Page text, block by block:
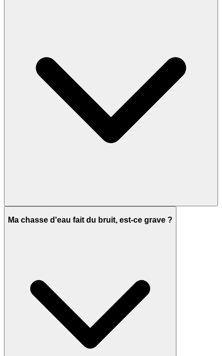
Ma chasse d'eau fait du bruit, est-ce grave ?